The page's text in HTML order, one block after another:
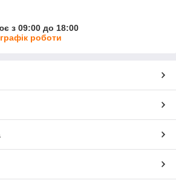
з 09:00 до 18:00
роботи